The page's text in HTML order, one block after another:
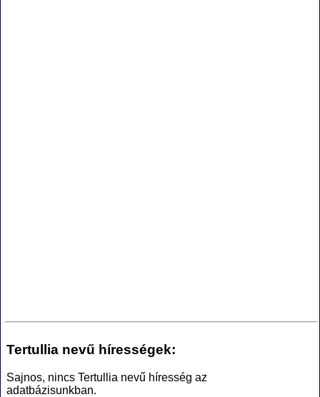
Tertullia nevű hírességek:
Sajnos, nincs Tertullia nevű híresség az
adatbázisunkban.